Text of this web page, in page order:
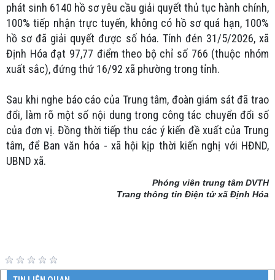
phát sinh 6140 hồ sơ yêu cầu giải quyết thủ tục hành chính,
100% tiếp nhận trực tuyến, không có hồ sơ quá hạn, 100%
hồ sơ đã giải quyết được số hóa. Tính đén 31/5/2026, xã
Định Hóa đạt 97,77 điểm theo bộ chỉ số 766 (thuộc nhóm
xuất sắc), đứng thứ 16/92 xã phường trong tỉnh.
Sau khi nghe báo cáo của Trung tâm, đoàn giám sát đã trao
đổi, làm rõ một số nội dung trong công tác chuyển đổi số
của đơn vị. Đồng thời tiếp thu các ý kiến đề xuất của Trung
tâm, để Ban văn hóa - xã hội kịp thời kiến nghị với HĐND,
UBND xã.
Phóng viên trung tâm DVTH
Trang thông tin Điện tử xã Định Hóa